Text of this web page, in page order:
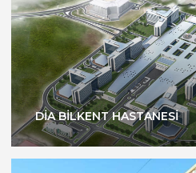
DİA BİLKENT HASTANESİ